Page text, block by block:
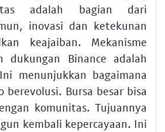
adalah bagian dari
inovasi dan ketekunan
keajaiban. Mekanisme
Binance adalah
menunjukkan bagaimana
berevolusi. Bursa besar bisa
komunitas. Tujuannya
kembali kepercayaan. Ini